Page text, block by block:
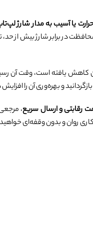
یا آسیب به مدار شارژ
در برابر شارژ بیش از
یافته است، وقت آن
و بهره‌وری آن را
رقابتی و ارسال سریع،
کاری روان و بدون وقفه‌ای